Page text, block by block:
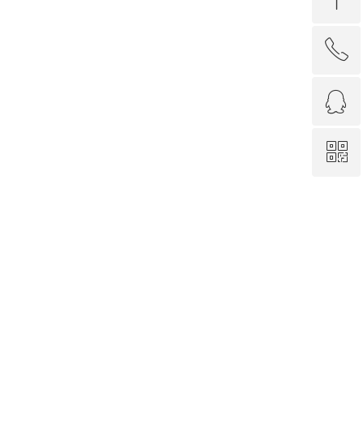
回到顶部
ꂅ
0592-3313386
ꁗ
QQ客服
ꀥ